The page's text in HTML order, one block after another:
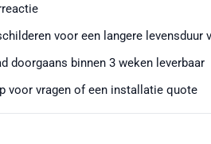
voor een langere levensduur
doorgaans binnen 3 weken leverbaar
voor vragen of een installatie quote